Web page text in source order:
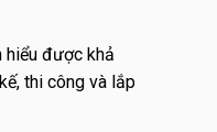
hiểu được khả
thi công và lắp